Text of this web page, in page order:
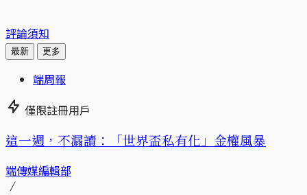
評論須知
最新 更多
端周報
僅限註冊用戶
這一週，不漏讀：「世界盃私有化」金權風暴
端傳媒編輯部